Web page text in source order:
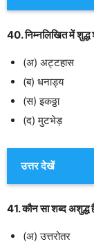
40. निम्नलिखित में शुद्ध
(अ) अट्टहास
(ब) धनाड्य
(स) इकठ्ठा
(द) मुटभेड़
उत्तर देखें
41. कौन सा शब्द अशुद्ध
(अ) उत्तरोतर